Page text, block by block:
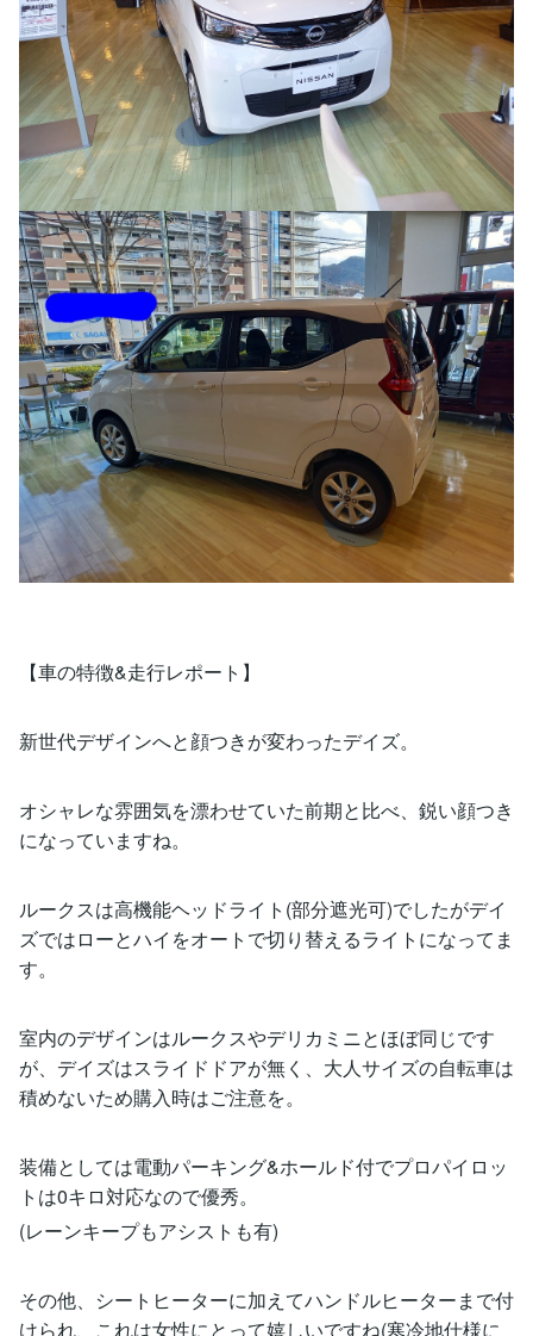
【車の特徴&走行レポート】
新世代デザインへと顔つきが変わったデイズ。
オシャレな雰囲気を漂わせていた前期と比べ、鋭い顔つき
になっていますね。
ルークスは高機能ヘッドライト(部分遮光可)でしたがデイ
ズではローとハイをオートで切り替えるライトになってま
す。
室内のデザインはルークスやデリカミニとほぼ同じです
が、デイズはスライドドアが無く、大人サイズの自転車は
積めないため購入時はご注意を。
装備としては電動パーキング&ホールド付でプロパイロッ
トは0キロ対応なので優秀。
(レーンキープもアシストも有)
その他、シートヒーターに加えてハンドルヒーターまで付
けられ、これは女性にとって嬉しいですね(寒冷地仕様に